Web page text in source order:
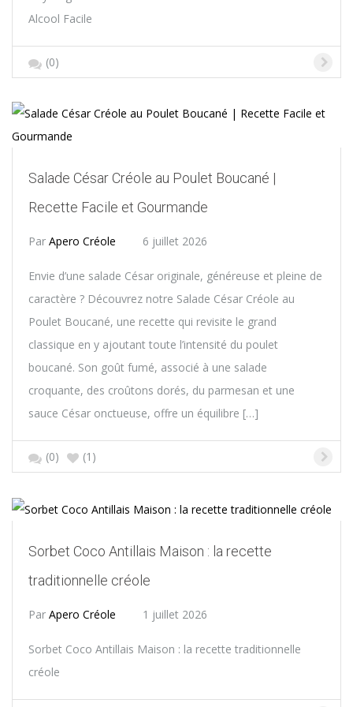
Alcool Facile
(0)
Salade César Créole au Poulet Boucané |
Recette Facile et Gourmande
Par Apero Créole 6 juillet 2026
Envie d’une salade César originale, généreuse et pleine de
caractère ? Découvrez notre Salade César Créole au
Poulet Boucané, une recette qui revisite le grand
classique en y ajoutant toute l’intensité du poulet
boucané. Son goût fumé, associé à une salade
croquante, des croûtons dorés, du parmesan et une
sauce César onctueuse, offre un équilibre […]
(0) (1)
Sorbet Coco Antillais Maison : la recette
traditionnelle créole
Par Apero Créole 1 juillet 2026
Sorbet Coco Antillais Maison : la recette traditionnelle
créole